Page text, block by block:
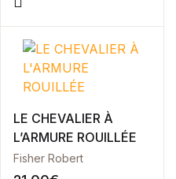
LE CHEVALIER À
L’ARMURE ROUILLÉE
Fisher Robert